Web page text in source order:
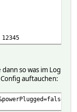
12345
so was im Log
auftauchen: